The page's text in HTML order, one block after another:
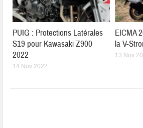
PUIG : Protections Latérales
S19 pour Kawasaki Z900
2022
14 Nov 2022
EICMA
la V-
13 Nov